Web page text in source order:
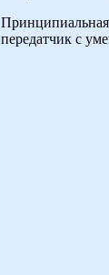
передатчик с